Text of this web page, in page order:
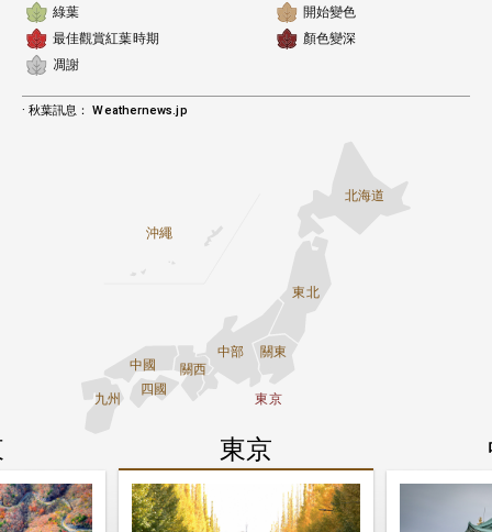
綠葉
開始變色
最佳觀賞紅葉時期
顏色變深
凋謝
· 秋葉訊息：Weathernews.jp
北海道
東北
關東
東京
中部
關西
中國
四國
九州
沖繩
東京